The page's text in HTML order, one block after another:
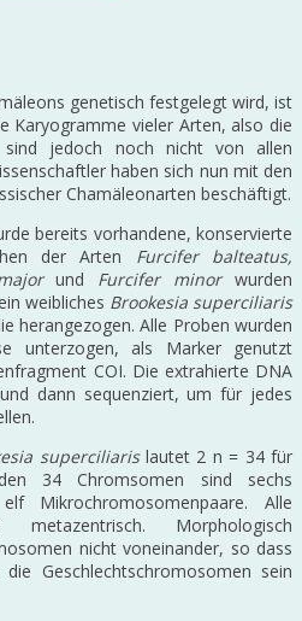
genetisch festgelegt wird, ist
Karyogramme vieler Arten, also die
sind jedoch noch nicht von allen
haben sich nun mit den
Chamäleonarten beschäftigt.
bereits vorhandene, konservierte
der Arten Furcifer balteatus,
und Furcifer minorwurden
weibliches Brookesia superciliaris
herangezogen. Alle Proben wurden
unterzogen, als Marker genutzt
COI. Die extrahierte DNA
dann sequenziert, um für jedes
superciliarislautet 2 n = 34 für
34 Chromsomen sind sechs
Mikrochromosomenpaare. Alle
metazentrisch. Morphologisch
nicht voneinander, so dass
Geschlechtschromosomen sein